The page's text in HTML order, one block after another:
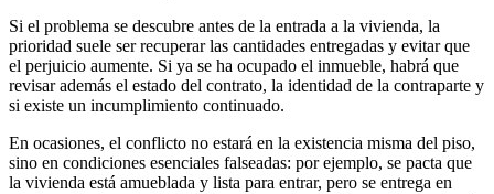
Si el problema se descubre antes de la entrada a la vivienda, la
prioridad suele ser recuperar las cantidades entregadas y evitar que
el perjuicio aumente. Si ya se ha ocupado el inmueble, habrá que
revisar además el estado del contrato, la identidad de la contraparte y
si existe un incumplimiento continuado.
En ocasiones, el conflicto no estará en la existencia misma del piso,
sino en condiciones esenciales falseadas: por ejemplo, se pacta que
la vivienda está amueblada y lista para entrar, pero se entrega en